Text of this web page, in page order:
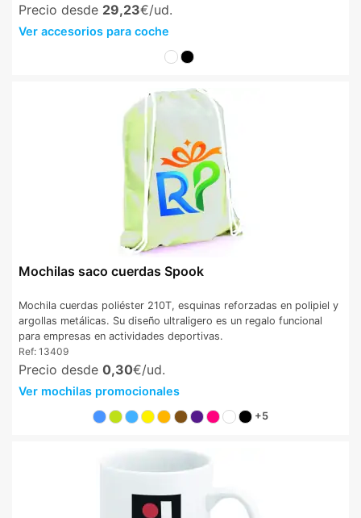
Precio desde 29,23€/ud.
Ver accesorios para coche
Mochilas saco cuerdas Spook
Mochila cuerdas poliéster 210T, esquinas reforzadas en polipiel y
argollas metálicas. Su diseño ultraligero es un regalo funcional
para empresas en actividades deportivas.
Ref: 13409
Precio desde 0,30€/ud.
Ver mochilas promocionales
+5